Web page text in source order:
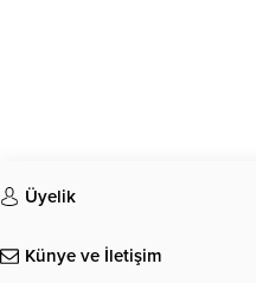
Üyelik
Künye ve İletişim